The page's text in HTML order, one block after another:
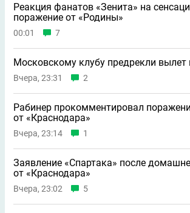
Реакция фанатов «Зенита» на
поражение от «Родины»
00:01 7
Московскому клубу предрекли вылет
Вчера, 23:31 2
Рабинер прокомментировал
от «Краснодара»
Вчера, 23:14 1
Заявление «Спартака» после
от «Краснодара»
Вчера, 23:02 5